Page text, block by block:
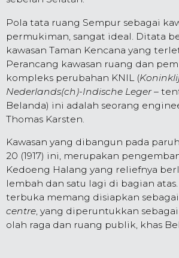
Pola tata ruang Sempur sebagai
permukiman, sangat ideal. Ditata
kawasan Taman Kencana yang
Perancang kawasan ruang dan
kompleks perubahan KNIL (
Nederlands(ch)-Indische Leger–
Belanda) ini adalah seorang
Thomas Karsten.
Kawasan yang dibangun pada
20 (1917) ini, merupakan
Kedoeng Halang yang reliefnya
lembah dan satu lagi di bagian
terbuka memang disiapkan sebagai
centre, yang diperuntukkan
olah raga dan ruang publik, khas